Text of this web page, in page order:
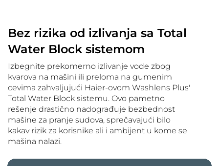
Bez rizika od izlivanja sa Total
Water Block sistemom
Izbegnite prekomerno izlivanje vode zbog
kvarova na mašini ili preloma na gumenim
cevima zahvaljujući Haier-ovom Washlens Plus'
Total Water Block sistemu. Ovo pametno
rešenje drastično nadograđuje bezbednost
mašine za pranje sudova, sprečavajući bilo
kakav rizik za korisnike ali i ambijent u kome se
mašina nalazi.